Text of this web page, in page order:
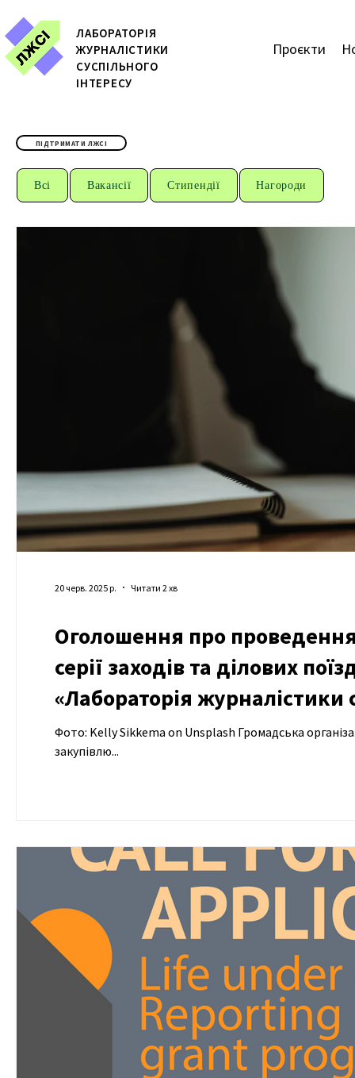
ЛАБОРАТОРІЯ
ЖУРНАЛІСТИКИ
СУСПІЛЬНОГО
ІНТЕРЕСУ
ПІДТРИМАТИ ЛЖСІ
Проєкти
Всі Вакансії Стипендії Нагороди
Оголошення про проведення
серії заходів та ділових
«Лабораторія журналістики
Фото: Kelly Sikkema on Unsplash Громадська
закупівлю...
20 черв. 2025 р. Читати 2 хв